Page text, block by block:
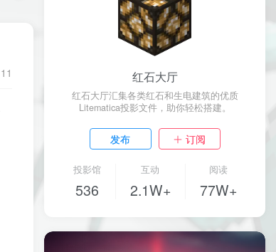
11 红石大厅
红石大厅汇集各类红石和生电建筑的优质
Litematica投影文件，助你轻松搭建。
发布 订阅
投影馆
536
互动
2.1W+
阅读
77W+